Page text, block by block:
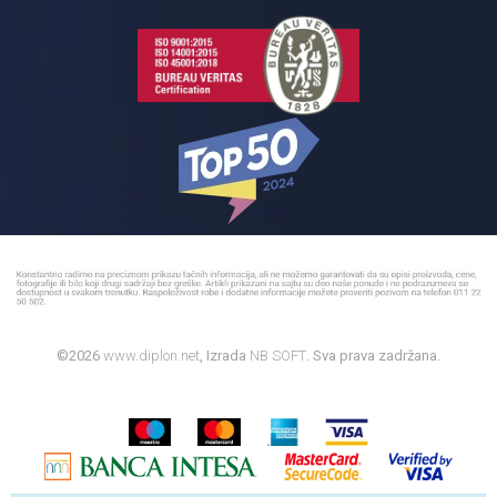
©2026 www.diplon.net , Izrada NB SOFT . Sva prava zadržana.